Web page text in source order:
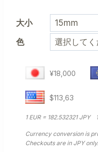
大小
色
¥18,000
$113,63
1 EUR = 182.532321 JPY
Currency conversion is
Checkouts are in JPY only.